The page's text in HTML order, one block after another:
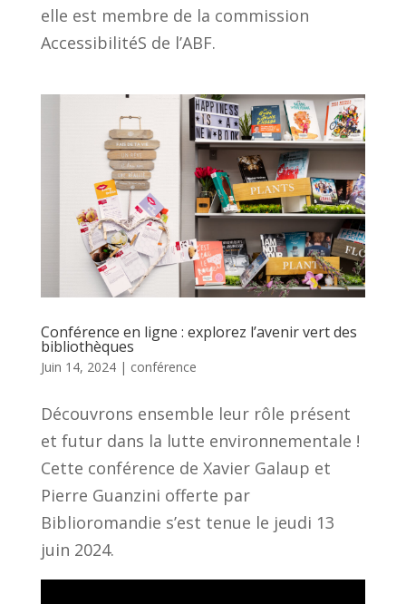
elle est membre de la commission
AccessibilitéS de l’ABF.
Conférence en ligne : explorez l’avenir vert des
bibliothèques
Juin 14, 2024| conférence
Découvrons ensemble leur rôle présent
et futur dans la lutte environnementale !
Cette conférence de Xavier Galaup et
Pierre Guanzini offerte par
Biblioromandie s’est tenue le jeudi 13
juin 2024.